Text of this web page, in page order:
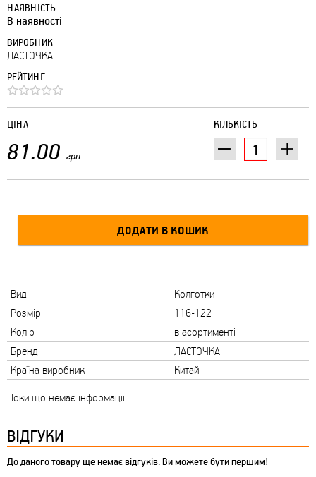
НАЯВНІСТЬ
В наявності
ВИРОБНИК
ЛАСТОЧКА
РЕЙТИНГ
КІЛЬКІСТЬ
ЦІНА
81.00 грн.
Вид
Колготки
Розмір
116-122
Колір
в асортименті
Бренд
ЛАСТОЧКА
Країна виробник
Китай
Поки що немає інформації
ВІДГУКИ
До даного товару ще немає відгуків. Ви можете бути першим!